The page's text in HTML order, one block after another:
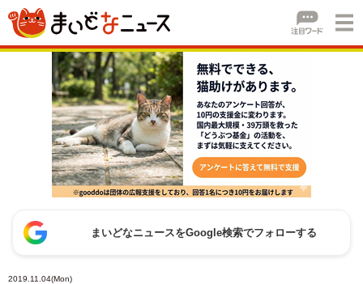
まいどなニュースをGoogle検索でフォローする
2019.11.04(Mon)